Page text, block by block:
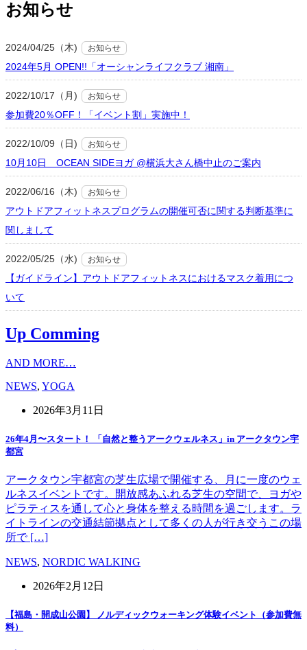
お知らせ
2024/04/25（木) お知らせ
2024年5月 OPEN!!「オーシャンライフクラブ 湘南」
2022/10/17（月) お知らせ
参加費20％OFF！「イベント割」実施中！
2022/10/09（日) お知らせ
10月10日 OCEAN SIDEヨガ @横浜大さん橋中止のご案内
2022/06/16（木) お知らせ
アウトドアフィットネスプログラムの開催可否に関する判断基準に
関しまして
2022/05/25（水) お知らせ
【ガイドライン】アウトドアフィットネスにおけるマスク着用につ
いて
Up Comming
AND MORE…
NEWS, YOGA
2026年3月11日
26年4月〜スタート！ 「自然と整うアークウェルネス」in アークタウン宇
都宮
アークタウン宇都宮の芝生広場で開催する、月に一度のウェ
ルネスイベントです。開放感あふれる芝生の空間で、ヨガや
ピラティスを通して心と身体を整える時間を過ごします。ラ
イトラインの交通結節拠点として多くの人が行き交うこの場
所で […]
NEWS, NORDIC WALKING
2026年2月12日
【福島・開成山公園】 ノルディックウォーキング体験イベント（参加費無
料）